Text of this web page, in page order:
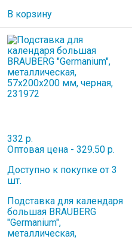
В корзину
332 р.
Оптовая цена - 329.50 р.
Доступно к покупке от 3
шт.
Подставка для календаря
большая BRAUBERG
"Germanium",
металлическая,